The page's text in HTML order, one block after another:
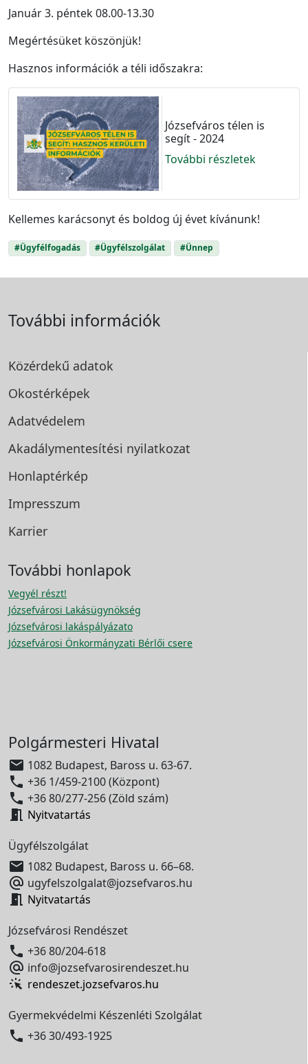
Január 3. péntek 08.00-13.30
Megértésüket köszönjük!
Hasznos információk a téli időszakra:
Józsefváros télen is
segít - 2024
További részletek
Kellemes karácsonyt és boldog új évet kívánunk!
#Ügyfélfogadás #Ügyfélszolgálat #Ünnep
További információk
Közérdekű adatok
Okostérképek
Adatvédelem
Akadálymentesítési nyilatkozat
Honlaptérkép
Impresszum
Karrier
További honlapok
Vegyél részt!
Józsefvárosi Lakásügynökség
Józsefvárosi lakáspályázato
Józsefvárosi Önkormányzati Bérlői csere
Polgármesteri Hivatal
 1082 Budapest, Baross u. 63-67.
 +36 1/459-2100 (Központ)
 +36 80/277-256 (Zöld szám)
 Nyitvatartás
Ügyfélszolgálat
 1082 Budapest, Baross u. 66–68.
 ugyfelszolgalat@jozsefvaros.hu
 Nyitvatartás
Józsefvárosi Rendészet
 +36 80/204-618
 info@jozsefvarosirendeszet.hu
rendeszet.jozsefvaros.hu
Gyermekvédelmi Készenléti Szolgálat
 +36 30/493-1925